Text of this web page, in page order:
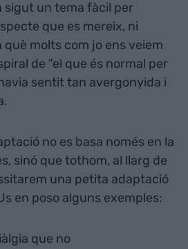
sigut un tema fàcil per
que es mereix, ni
molts com jo ens veiem
de "el que és normal per
sentit tan avergonyida i
no es basa només en la
sinó que tothom, al llarg de
una petita adaptació
en poso alguns exemples:
que no